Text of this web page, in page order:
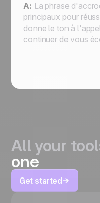
A: La phrase
principaux pour
donne le ton à
continuer de vous
All your
one
Get started